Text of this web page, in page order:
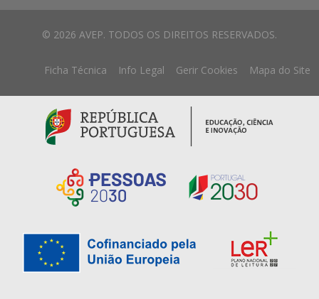
© 2026 AVEP. TODOS OS DIREITOS RESERVADOS.
Ficha Técnica Info Legal Gerir Cookies Mapa do Site